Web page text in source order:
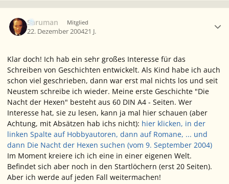
Saruman Mitglied
22. Dezember 200421 J.
Klar doch! Ich hab ein sehr großes Interesse für das
Schreiben von Geschichten entwickelt. Als Kind habe ich auch
schon viel geschrieben, dann war erst mal nichts los und seit
Neustem schreibe ich wieder. Meine erste Geschichte "Die
Nacht der Hexen" besteht aus 60 DIN A4 - Seiten. Wer
Interesse hat, sie zu lesen, kann ja mal hier schauen (aber
Achtung, mit Absätzen hab ichs nicht): hier klicken, in der
linken Spalte auf Hobbyautoren, dann auf Romane, ... und
dann Die Nacht der Hexen suchen (vom 9. September 2004)
Im Moment kreiere ich ich eine in einer eigenen Welt.
Befindet sich aber noch in den Startlöchern (erst 20 Seiten).
Aber ich werde auf jeden Fall weitermachen!